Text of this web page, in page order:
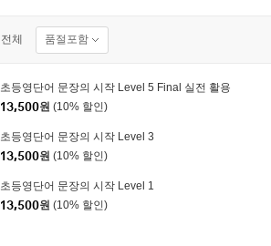
전체 품절포함
초등영단어 문장의 시작 Level 5 Final 실전 활용
13,500원 (10% 할인)
초등영단어 문장의 시작 Level 3
13,500원 (10% 할인)
초등영단어 문장의 시작 Level 1
13,500원 (10% 할인)